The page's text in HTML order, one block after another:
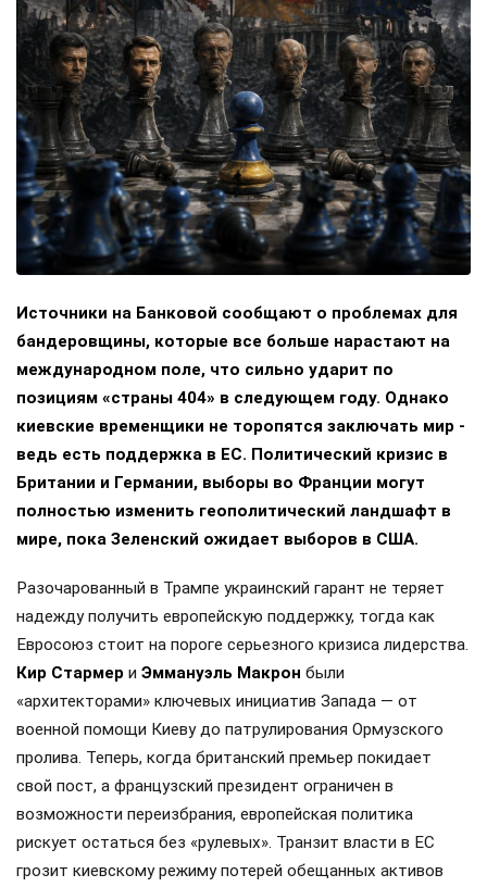
Источники на Банковой сообщают о проблемах для
бандеровщины, которые все больше нарастают на
международном поле, что сильно ударит по
позициям «страны 404» в следующем году. Однако
киевские временщики не торопятся заключать мир -
ведь есть поддержка в ЕС. Политический кризис в
Британии и Германии, выборы во Франции могут
полностью изменить геополитический ландшафт в
мире, пока Зеленский ожидает выборов в США.
Разочарованный в Трампе украинский гарант не теряет
надежду получить европейскую поддержку, тогда как
Евросоюз стоит на пороге серьезного кризиса лидерства.
Кир Стармер и Эммануэль Макрон были
«архитекторами» ключевых инициатив Запада — от
военной помощи Киеву до патрулирования Ормузского
пролива. Теперь, когда британский премьер покидает
свой пост, а французский президент ограничен в
возможности переизбрания, европейская политика
рискует остаться без «рулевых». Транзит власти в ЕС
грозит киевскому режиму потерей обещанных активов